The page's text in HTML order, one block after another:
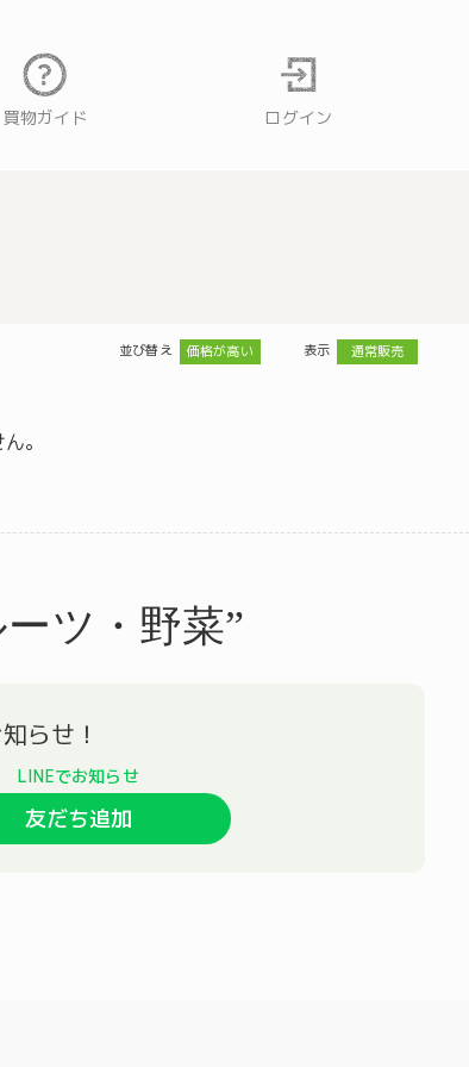
買物ガイド ログイン
並び替え 価格が高い 表示 通常販売
。
ツ・野菜”
友だち追加